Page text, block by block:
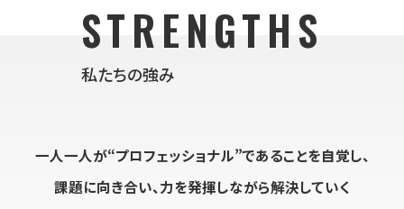
STRENGTHS
私たちの強み
一人一人が“プロフェッショナル”であることを自覚し、
課題に向き合い、力を発揮しながら解決していく